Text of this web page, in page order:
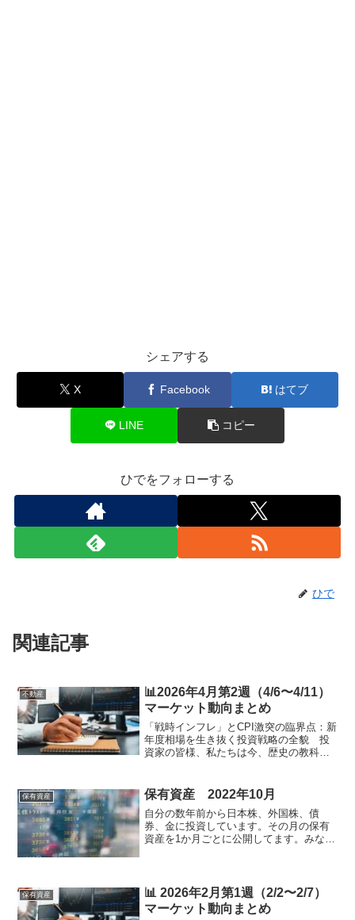
シェアする
X Facebook はてブ
LINE コピー
ひでをフォローする
ひで
関連記事
不動産
📊2026年4月第2週（4/6〜4/11）
マーケット動向まとめ
「戦時インフレ」とCPI激突の臨界点：新
年度相場を生き抜く投資戦略の全貌 投
資家の皆様、私たちは今、歴史の教科書
界を震撼させたアメリカとイランによる
直接的な軍事衝突...
保有資産 保有資産 2022年10月
自分の数年前から日本株、外国株、債
券、金に投資しています。その月の保有
資産を1か月ごとに公開してます。みなさ
表日本株 約230万円 ...
保有資産
📊 2026年2月第1週（2/2〜2/7）
マーケット動向まとめ